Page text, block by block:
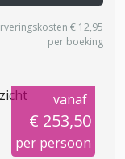
€ 12,95
per boeking
vanaf
€ 253,50
per persoon